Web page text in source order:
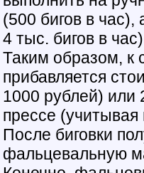
(500 бигов в час),
4 тыс. бигов в
Таким образом, к
прибавляется
1000 рублей) или
прессе
После биговки
фальцевальную